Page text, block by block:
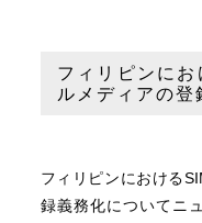
フィリピンに
ルメディアの登
フィリピンにおける
録義務化についてニ